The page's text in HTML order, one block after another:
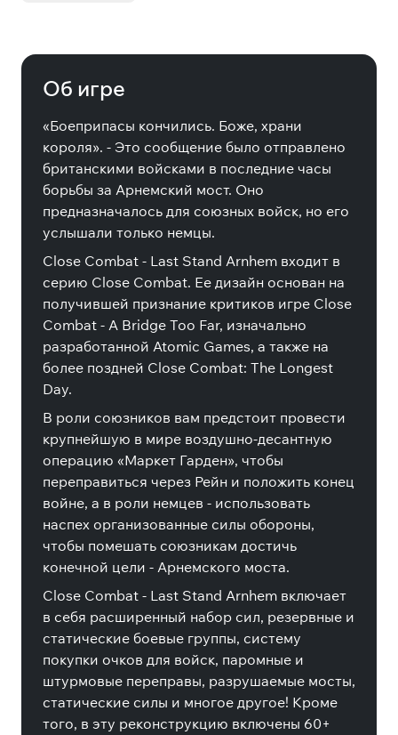
Об игре
«Боеприпасы кончились. Боже, храни
короля». - Это сообщение было отправлено
британскими войсками в последние часы
борьбы за Арнемский мост. Оно
предназначалось для союзных войск, но его
услышали только немцы.
Close Combat - Last Stand Arnhem входит в
серию Close Combat. Ее дизайн основан на
получившей признание критиков игре Close
Combat - A Bridge Too Far, изначально
разработанной Atomic Games, а также на
более поздней Close Combat: The Longest
Day.
В роли союзников вам предстоит провести
крупнейшую в мире воздушно-десантную
операцию «Маркет Гарден», чтобы
переправиться через Рейн и положить конец
войне, а в роли немцев - использовать
наспех организованные силы обороны,
чтобы помешать союзникам достичь
конечной цели - Арнемского моста.
Close Combat - Last Stand Arnhem включает
в себя расширенный набор сил, резервные и
статические боевые группы, систему
покупки очков для войск, паромные и
штурмовые переправы, разрушаемые мосты,
статические силы и многое другое! Кроме
того, в эту реконструкцию включены 60+